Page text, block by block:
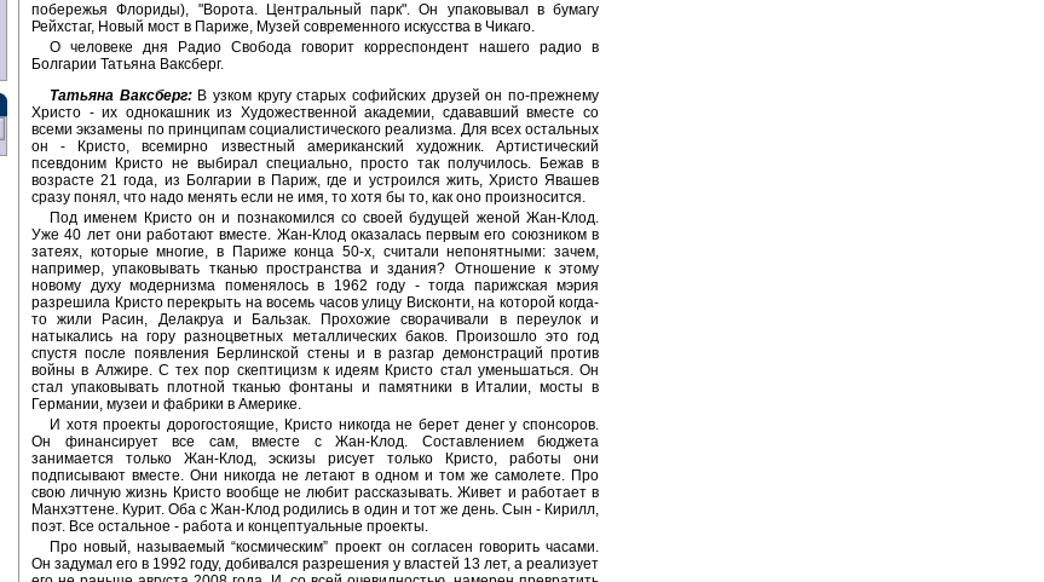
побережья Флориды), "Ворота. Центральный парк". Он упаковывал в бумагу
Рейхстаг, Новый мост в Париже, Музей современного искусства в Чикаго.
О человеке дня Радио Свобода говорит корреспондент нашего радио в
Болгарии Татьяна Ваксберг.
Татьяна Ваксберг:В узком кругу старых софийских друзей он по-прежнему
Христо - их однокашник из Художественной академии, сдававший вместе со
всеми экзамены по принципам социалистического реализма. Для всех остальных
он - Кристо, всемирно известный американский художник. Артистический
псевдоним Кристо не выбирал специально, просто так получилось. Бежав в
возрасте 21 года, из Болгарии в Париж, где и устроился жить, Христо Явашев
сразу понял, что надо менять если не имя, то хотя бы то, как оно произносится.
Под именем Кристо он и познакомился со своей будущей женой Жан-Клод.
Уже 40 лет они работают вместе. Жан-Клод оказалась первым его союзником в
затеях, которые многие, в Париже конца 50-х, считали непонятными: зачем,
например, упаковывать тканью пространства и здания? Отношение к этому
новому духу модернизма поменялось в 1962 году - тогда парижская мэрия
разрешила Кристо перекрыть на восемь часов улицу Висконти, на которой когда-
то жили Расин, Делакруа и Бальзак. Прохожие сворачивали в переулок и
натыкались на гору разноцветных металлических баков. Произошло это год
спустя после появления Берлинской стены и в разгар демонстраций против
войны в Алжире. С тех пор скептицизм к идеям Кристо стал уменьшаться. Он
стал упаковывать плотной тканью фонтаны и памятники в Италии, мосты в
Германии, музеи и фабрики в Америке.
И хотя проекты дорогостоящие, Кристо никогда не берет денег у спонсоров.
Он финансирует все сам, вместе с Жан-Клод. Составлением бюджета
занимается только Жан-Клод, эскизы рисует только Кристо, работы они
подписывают вместе. Они никогда не летают в одном и том же самолете. Про
свою личную жизнь Кристо вообще не любит рассказывать. Живет и работает в
Манхэттене. Курит. Оба с Жан-Клод родились в один и тот же день. Сын - Кирилл,
поэт. Все остальное - работа и концептуальные проекты.
Про новый, называемый “космическим” проект он согласен говорить часами.
Он задумал его в 1992 году, добивался разрешения у властей 13 лет, а реализует